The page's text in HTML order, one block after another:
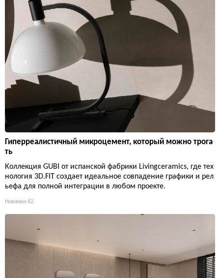
Гиперреалистичный микроцемент, который можно трога
ть
Коллекция GUBI от испанской фабрики Livingceramics, где тех
нология 3D.FIT создает идеальное совпадение графики и рел
ьефа для полной интеграции в любом проекте.
Новинки 62